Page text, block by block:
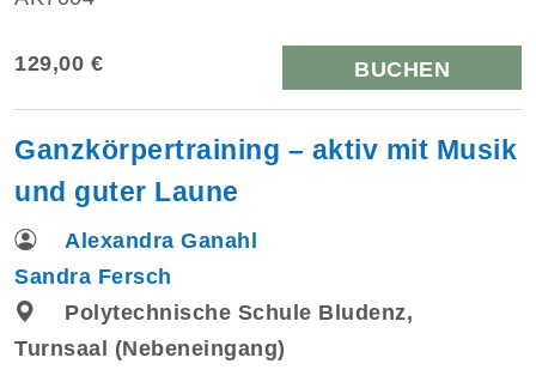
129,00 € BUCHEN
Ganzkörpertraining – aktiv mit Musik
und guter Laune
Alexandra Ganahl
Sandra Fersch
Polytechnische Schule Bludenz,
Turnsaal (Nebeneingang)